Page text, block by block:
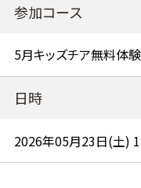
参加コース
日時